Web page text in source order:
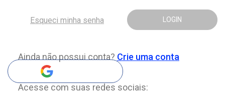
LOGIN
Esqueci minha senha
Ainda não possui conta? Crie uma conta
Acesse com suas redes sociais: